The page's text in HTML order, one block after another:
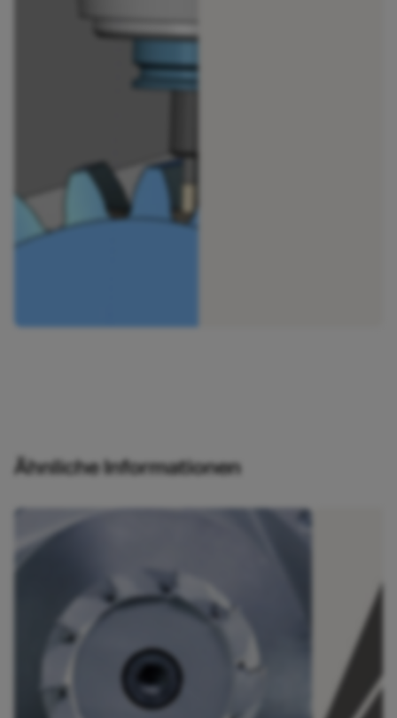
Ähnliche Informationen